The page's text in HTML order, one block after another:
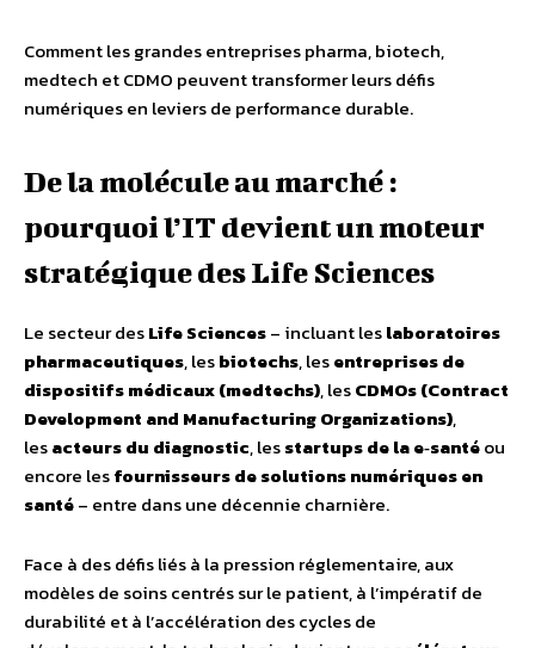
Comment les grandes entreprises pharma, biotech,
medtech et CDMO peuvent transformer leurs défis
numériques en leviers de performance durable.
De la molécule au marché :
pourquoi l’IT devient un moteur
stratégique des Life Sciences
Le secteur desLife Sciences– incluant leslaboratoires
pharmaceutiques, lesbiotechs, lesentreprises de
dispositifs médicaux (medtechs), lesCDMOs (Contract
Development and Manufacturing Organizations),
lesacteurs du diagnostic, lesstartups de la e‑santéou
encore lesfournisseurs de solutions numériques en
santé– entre dans une décennie charnière.
Face à des défis liés à la pression réglementaire, aux
modèles de soins centrés sur le patient, à l’impératif de
durabilité et à l’accélération des cycles de